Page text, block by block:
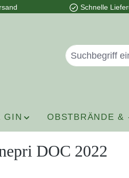
Schnelle
GIN OBSTBRÄNDE &
DOC 2022